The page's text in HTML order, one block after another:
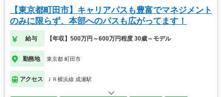
【東京都町田市】キャリアパスも豊富でマネジメント
のみに限らず、本部へのパスも広がってます！
給与 【年収】500万円～600万円程度 30歳～モデル
勤務地 東京都 町田市
アクセス ＪＲ横浜線 成瀬駅